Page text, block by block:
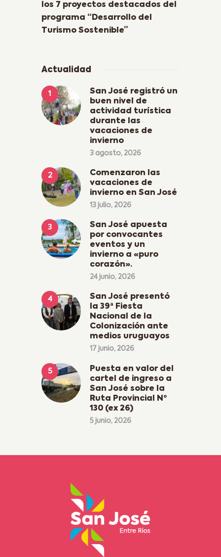
los 7 proyectos destacados del
programa “Desarrollo del
Turismo Sostenible”
Actualidad
San José registró un
buen nivel de
actividad turística
durante las
vacaciones de
invierno
3 agosto, 2026
Comenzaron las
vacaciones de
invierno en San José
13 julio, 2026
San José apuesta
por convocantes
eventos y un
invierno a «puro
corazón».
24 junio, 2026
San José presentó
la 39ª Fiesta
Nacional de la
Colonización ante
medios uruguayos
17 junio, 2026
Puesta en valor del
cartel de ingreso a
San José sobre la
Ruta Provincial Nº
130 (ex 26)
5 junio, 2026